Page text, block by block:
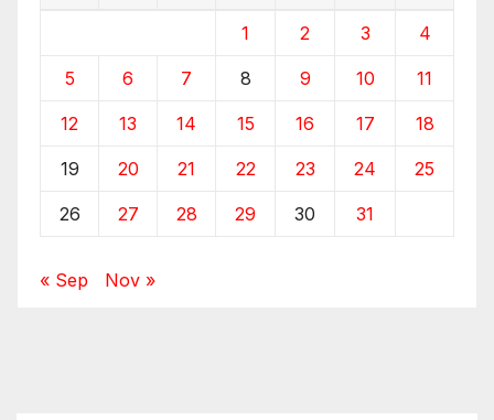
1 2 3 4
5 6 7 8 9 10 11
12 13 14 15 16 17 18
19 20 21 22 23 24 25
26 27 28 29 30 31
« Sep Nov »